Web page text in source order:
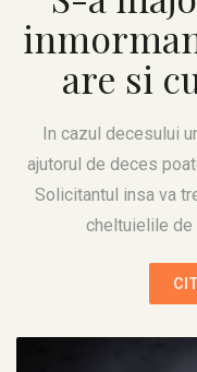
are si
In cazul decesului
ajutorul de deces
Solicitantul insa va
cheltuielile de